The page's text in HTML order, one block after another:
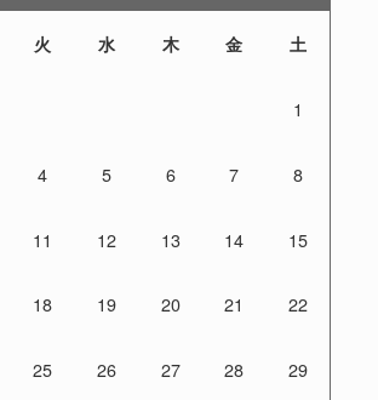
火 水 木 金 土
1
4 5 6 7 8
11 12 13 14 15
18 19 20 21 22
25 26 27 28 29